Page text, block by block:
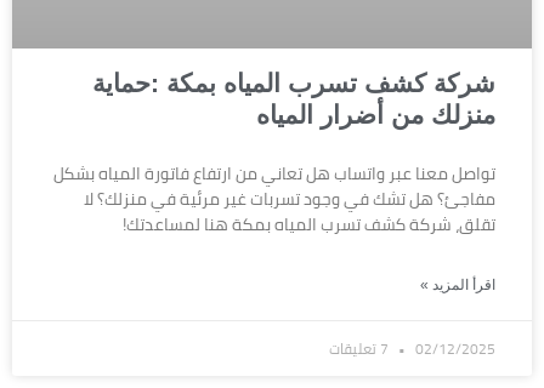
شركة كشف تسرب المياه بمكة :حماية
منزلك من أضرار المياه
تواصل معنا عبر واتساب هل تعاني من ارتفاع فاتورة المياه بشكل
مفاجئ؟ هل تشك في وجود تسربات غير مرئية في منزلك؟ لا
تقلق، شركة كشف تسرب المياه بمكة هنا لمساعدتك!
اقرأ المزيد »
02/12/2025